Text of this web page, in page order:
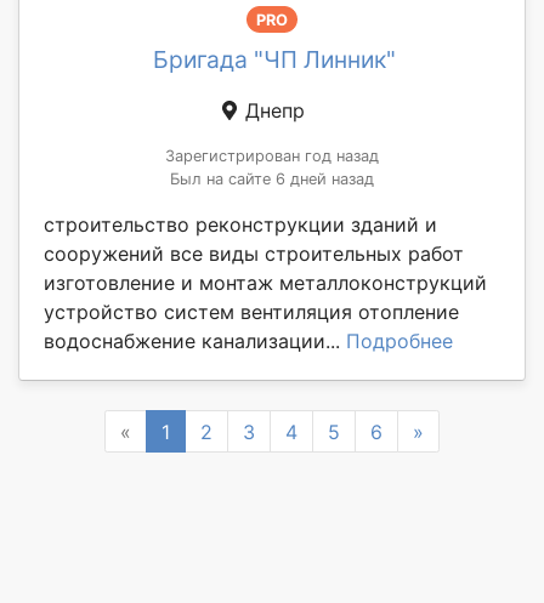
PRO
Бригада "ЧП Линник"
Днепр
Зарегистрирован год назад
Был на сайте 6 дней назад
строительство реконструкции зданий и
сооружений все виды строительных работ
изготовление и монтаж металлоконструкций
устройство систем вентиляция отопление
водоснабжение канализации... Подробнее
« Previous
1 2 3 4 5 6 »